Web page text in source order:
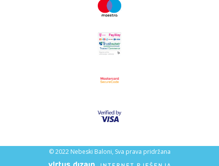
© 2022 Nebeski Baloni, Sva prava pridržana